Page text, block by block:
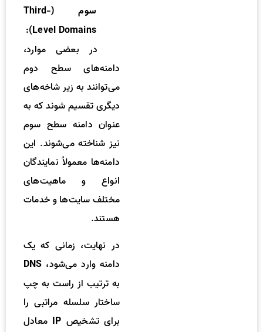
سوم (Third-
Level Domains):
در بعضی موارد،
دامنه‌های سطح دوم
می‌توانند به زیر شاخه‌های
دیگری تقسیم شوند که به
عنوان دامنه سطح سوم
نیز شناخته می‌شوند. این
دامنه‌ها معمولاً نمایندگان
انواع و ماهیت‌های
مختلف سایت‌ها و خدمات
هستند.
در نهایت، زمانی که یک
دامنه وارد می‌شود، DNS
به ترتیب از راست به چپ
ساختار سلسله مراتبی را
برای تشخیص IP معادل